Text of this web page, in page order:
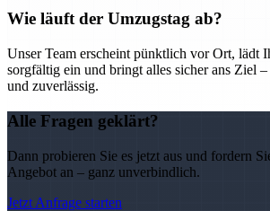
Wie läuft der Umzugstag ab?
Unser Team erscheint pünktlich vor Ort, lädt
sorgfältig ein und bringt alles sicher ans Ziel
und zuverlässig.
Alle Fragen geklärt?
Dann probieren Sie es jetzt aus und fordern
Angebot an – ganz unverbindlich.
Jetzt Anfrage starten